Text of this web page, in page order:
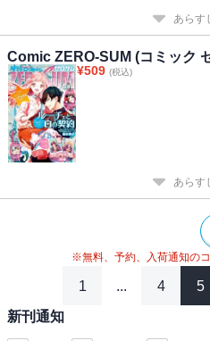
あらす
Comic ZERO-SUM (コミック
¥509 (税込)
あらす
※無料、予約、入荷通知の
1 ... 4 5
新刊通知